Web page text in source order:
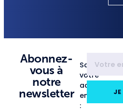
Abonnez-
vous à
notre
newsletter
Saisissez
votre
adresse
email
: